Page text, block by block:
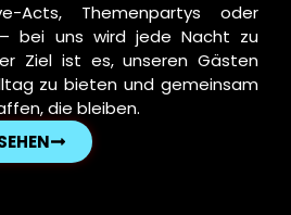
Acts, Themenpartys oder
bei uns wird jede Nacht zu
Ziel ist es, unseren Gästen
zu bieten und gemeinsam
die bleiben.